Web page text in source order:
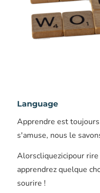
Language
Apprendre est
s'amuse, nous le
Alorscliquezicipour rire
apprendrez quelque
sourire !